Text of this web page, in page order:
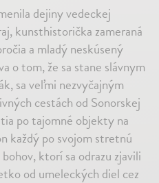
dejiny vedeckej
kunsthistorička zameraná
a mladý neskúsený
o tom, že sa stane slávnym
sa veľmi nezvyčajným
cestách od Sonorskej
po tajomné objekty na
každý po svojom stretnú
ktorí sa odrazu zjavili
od umeleckých diel cez